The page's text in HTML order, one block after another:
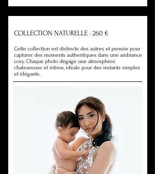
COLLECTION NATURELLE · 260 €​
Cette collection est distincte des autres et pensée pour
capturer des moments authentiques dans une ambiance
cosy. Chaque photo dégage une atmosphère
chaleureuse et intime, idéale pour des instants simples
et élégants.